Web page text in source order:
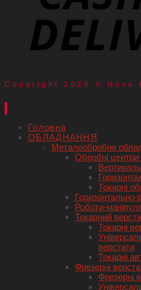
Copyright 2026 © Nova
Головна
ОБЛАДНАННЯ
Металообробне
Обробні
Токарні
Горизонтально-
Роботи-
Токарний
Токарні
верстати
Токарні
Фрезерні
Фрезерні